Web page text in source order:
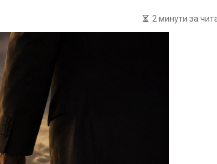
2 минути за